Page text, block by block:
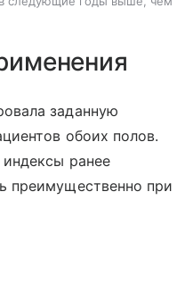
заданную
обоих полов.
ранее
преимущественно при